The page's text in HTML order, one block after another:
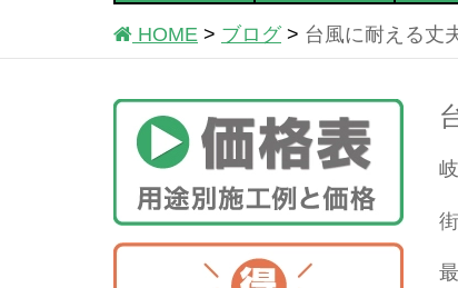
HOME ブログ 台風に耐える丈